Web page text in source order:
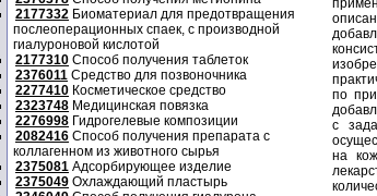
2177332 Биоматериал для предотвращения
послеоперационных спаек, с производной
гиалуроновой кислотой
2177310 Способ получения таблеток
2376011 Средство для позвоночника
2277410 Косметическое средство
2323748 Медицинская повязка
2276998 Гидрогелевые композиции
2082416 Способ получения препарата с
коллагенном из животного сырья
2375081 Адсорбирующее изделие
2375049 Охлаждающий пластырь